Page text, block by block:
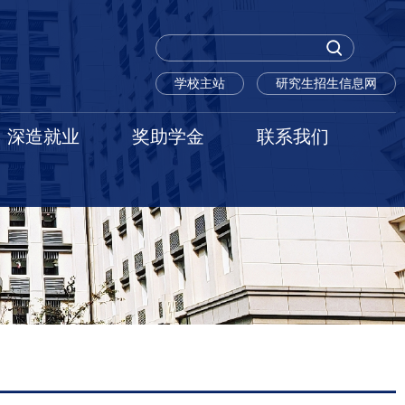
学校主站 研究生招生信息网
深造就业 奖助学金 联系我们